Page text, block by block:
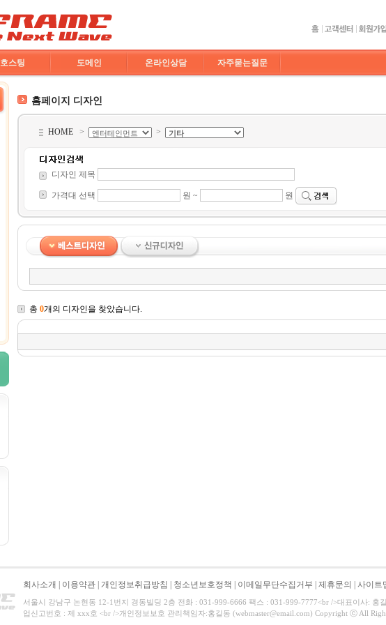
호스팅 도메인 온라인상담 자주묻는질문
홈페이지 디자인
HOME > >
디자인 제목
가격대 선택 원 ~ 원
총 0개의 디자인을 찾았습니다.
회사소개 이용약관 개인정보취급방침 청소년보호정책 이메일무단수집거부 제휴문의 사이트
서울시 강남구 논현동 12-1번지 경동빌딩 2층 전화 : 031-999-6666 팩스 : 031-999-7777<br />대표이사:
업신고번호 : 제 xxx호 <br />개인정보보호 관리책임자:홍길동 (webmaster@email.com) Copyright ⓒ All